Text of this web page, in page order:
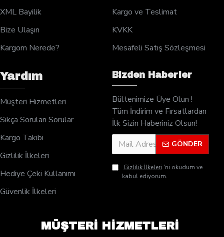
XML Bayilik
Bize Ulaşın
Kargom Nerede?
Kargo ve Teslimat
KVKK
Mesafeli Satış Sözleşmesi
Yardım
Müşteri Hizmetleri
Sıkça Sorulan Sorular
Kargo Takibi
Gizlilik İlkeleri
Hediye Çeki Kullanımı
Güvenlik İlkeleri
Bizden Haberler
Bültenimize Üye Olun !
Tüm İndirim ve Fırsatlardan
İlk Sizin Haberiniz Olsun!
GÖNDER
Gizlilik İlkeleri 'ni okudum ve
kabul ediyorum.
MÜŞTERİ HİZMETLERİ